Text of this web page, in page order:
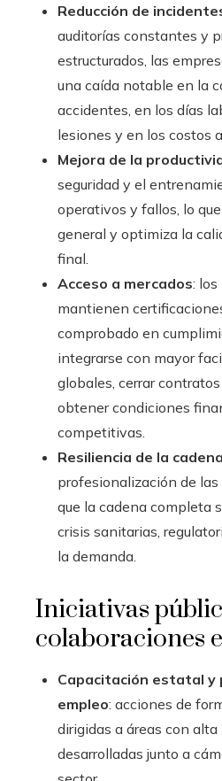
Reducción de
auditorías constantes y
estructurados, las
una caída notable en la
accidentes, en los días
lesiones y en los costos
Mejora de la
seguridad y el
operativos y fallos, lo
general y optimiza la
final.
Acceso a mercados: los
mantienen
comprobado en
integrarse con mayor
globales, cerrar
obtener condiciones
competitivas.
Resiliencia de la cadena
profesionalización de
que la cadena completa
crisis sanitarias,
la demanda.
Iniciativas
colaboraciones
Capacitación estatal y
empleo: acciones de
dirigidas a áreas con alta
desarrolladas junto a